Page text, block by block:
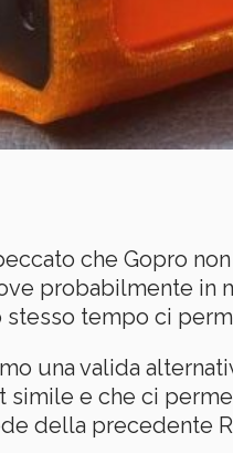
che Gopro
probabilmente in
tempo ci
una valida
simile e che ci
della precedente